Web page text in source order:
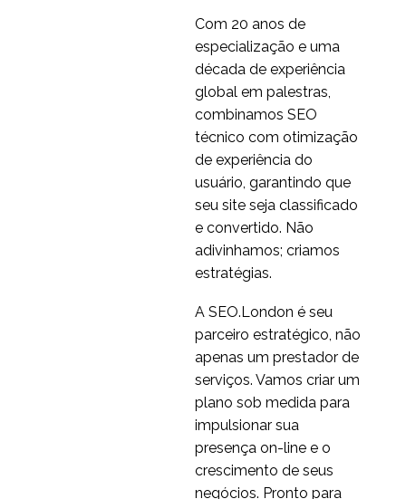
Experiência do usuário
2
O iPhone não é igual a
usabilidade móvel
1
Design antecipatório e
experiência do usuário
1
Quão simples é muito
simples? UX e UIs
1
Com 20 anos de
especialização e uma
década de experiência
global em palestras,
combinamos SEO
técnico com otimização
de experiência do
usuário, garantindo que
seu site seja classificado
e convertido. Não
adivinhamos; criamos
estratégias.
A SEO.London é seu
parceiro estratégico, não
apenas um prestador de
serviços. Vamos criar um
plano sob medida para
impulsionar sua
presença on-line e o
crescimento de seus
negócios. Pronto para